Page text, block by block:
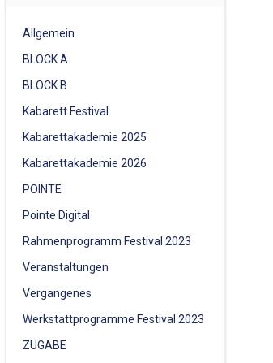
Allgemein
BLOCK A
BLOCK B
Kabarett Festival
Kabarettakademie 2025
Kabarettakademie 2026
POINTE
Pointe Digital
Rahmenprogramm Festival 2023
Veranstaltungen
Vergangenes
Werkstattprogramme Festival 2023
ZUGABE